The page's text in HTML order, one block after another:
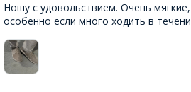
Ношу с удовольствием. Очень
особенно если много ходить в